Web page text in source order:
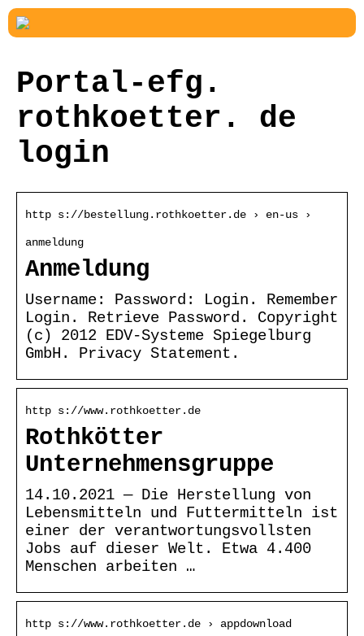
Portal-efg.
rothkoetter. de
login
http s://bestellung.rothkoetter.de › en-us ›
anmeldung
Anmeldung
Username: Password: Login. Remember
Login. Retrieve Password. Copyright
(c) 2012 EDV-Systeme Spiegelburg
GmbH. Privacy Statement.
http s://www.rothkoetter.de
Rothkötter
Unternehmensgruppe
14.10.2021 — Die Herstellung von
Lebensmitteln und Futtermitteln ist
einer der verantwortungsvollsten
Jobs auf dieser Welt. Etwa 4.400
Menschen arbeiten …
http s://www.rothkoetter.de › appdownload